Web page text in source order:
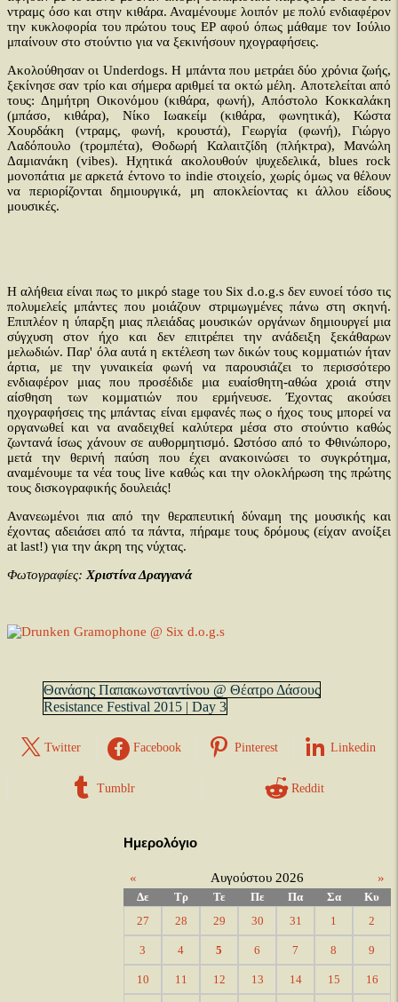
ντραμς όσο και στην κιθάρα. Αναμένουμε λοιπόν με πολύ ενδιαφέρον
την κυκλοφορία του πρώτου τους EP αφού όπως μάθαμε τον Ιούλιο
μπαίνουν στο στούντιο για να ξεκινήσουν ηχογραφήσεις.
Ακολούθησαν οι Underdogs. H μπάντα που μετράει δύο χρόνια ζωής,
ξεκίνησε σαν τρίο και σήμερα αριθμεί τα οκτώ μέλη. Aποτελείται από
τους: Δημήτρη Οικονόμου (κιθάρα, φωνή), Απόστολο Κοκκαλάκη
(μπάσο, κιθάρα), Νίκο Ιωακείμ (κιθάρα, φωνητικά), Κώστα
Χουρδάκη (ντραμς, φωνή, κρουστά), Γεωργία (φωνή), Γιώργο
Λαδόπουλο (τρομπέτα), Θοδωρή Καλαιτζίδη (πλήκτρα), Μανώλη
Δαμιανάκη (vibes). Ηχητικά ακολουθούν ψυχεδελικά, blues rock
μονοπάτια με αρκετά έντονο το indie στοιχείο, χωρίς όμως να θέλουν
να περιορίζονται δημιουργικά, μη αποκλείοντας κι άλλου είδους
μουσικές.
Η αλήθεια είναι πως το μικρό stage του Six d.o.g.s δεν ευνοεί τόσο τις
πολυμελείς μπάντες που μοιάζουν στριμωγμένες πάνω στη σκηνή.
Επιπλέον η ύπαρξη μιας πλειάδας μουσικών οργάνων δημιουργεί μια
σύγχυση στον ήχο και δεν επιτρέπει την ανάδειξη ξεκάθαρων
μελωδιών. Παρ' όλα αυτά η εκτέλεση των δικών τους κομματιών ήταν
άρτια, με την γυναικεία φωνή να παρουσιάζει το περισσότερο
ενδιαφέρον μιας που προσέδιδε μια ευαίσθητη-αθώα χροιά στην
αίσθηση των κομματιών που ερμήνευσε. Έχοντας ακούσει
ηχογραφήσεις της μπάντας είναι εμφανές πως ο ήχος τους μπορεί να
οργανωθεί και να αναδειχθεί καλύτερα μέσα στο στούντιο καθώς
ζωντανά ίσως χάνουν σε αυθορμητισμό. Ωστόσο από το Φθινώπορο,
μετά την θερινή παύση που έχει ανακοινώσει το συγκρότημα,
αναμένουμε τα νέα τους live καθώς και την ολοκλήρωση της πρώτης
τους δισκογραφικής δουλειάς!
Ανανεωμένοι πια από την θεραπευτική δύναμη της μουσικής και
έχοντας αδειάσει από τα πάντα, πήραμε τους δρόμους (είχαν ανοίξει
at last!) για την άκρη της νύχτας.
Φωτογραφίες: Χριστίνα Δραγγανά
Θανάσης Παπακωνσταντίνου @ Θέατρο Δάσους
Resistance Festival 2015 | Day 3
Twitter Facebook Pinterest Linkedin
Tumblr Reddit
Ημερολόγιο
« Αυγούστου 2026 »
Δε Τρ Τε Πε Πα Σα
Κυ
27
28 29 30 31 1 2
3 4 5 6 7 8 9
10 11 12 13 14 15 16